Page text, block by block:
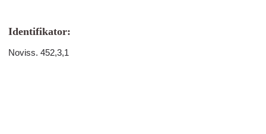
Identifikator:
Noviss. 452,3,1